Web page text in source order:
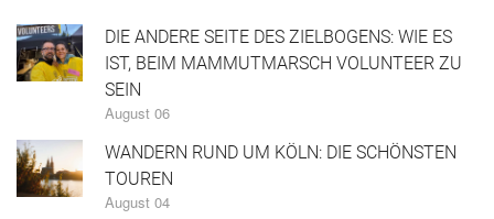
DIE ANDERE SEITE DES ZIELBOGENS: WIE ES
IST, BEIM MAMMUTMARSCH VOLUNTEER ZU
SEIN
August 06
WANDERN RUND UM KÖLN: DIE SCHÖNSTEN
TOUREN
August 04